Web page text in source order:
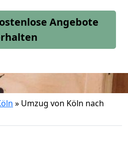
Angebote
» Umzug von Köln nach